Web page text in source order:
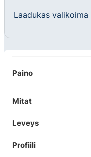
Laadukas
Paino
Mitat
Leveys
Profiili